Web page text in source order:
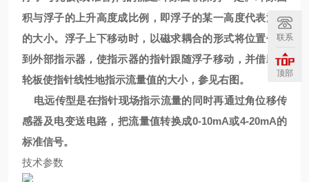
积与浮子的上升高度成比例，即浮子的某一高度代表流量
的大小。浮子上下移动时，以磁求耦合的形式将位置传递
到外部指示器，使指示器的指针跟随浮子移动，并借助凸
轮板使指针线性地指示流量值的大小，参见右图。
电远传型是在指针现场指示流量的同时再通过角位移传
感器及电变送电路，把流量值转换成0-10mA或4-20mA的
标准信号。
技术参数
联系
顶部